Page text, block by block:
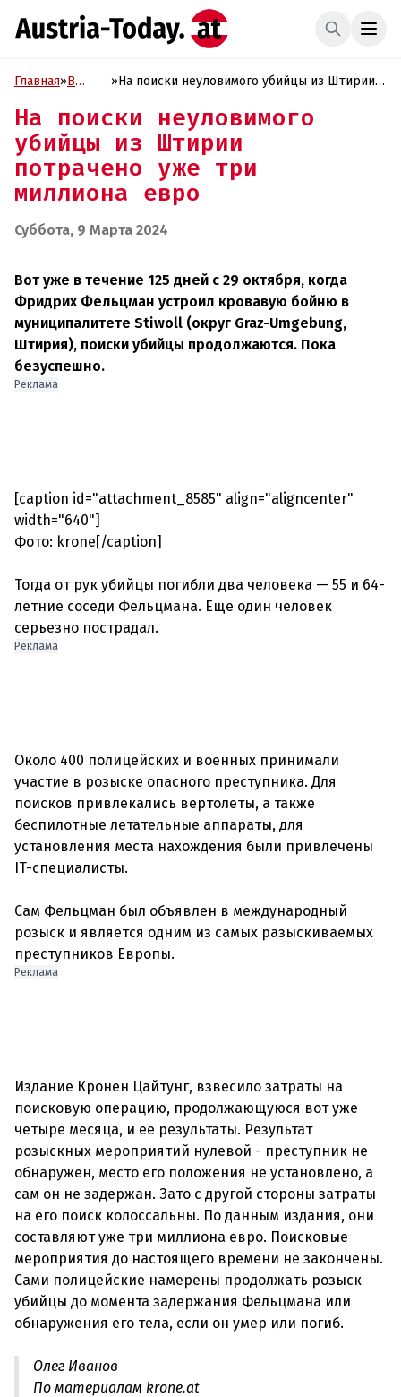
Главная»В
»На поиски неуловимого убийцы из Штирии
На поиски неуловимого
убийцы из Штирии
потрачено уже три
миллиона евро
Суббота, 9 Марта 2024
Вот уже в течение 125 дней с 29 октября, когда
Фридрих Фельцман устроил кровавую бойню в
муниципалитете Stiwoll (округ Graz-Umgebung,
Штирия), поиски убийцы продолжаются. Пока
безуспешно.
Реклама
[caption id="attachment_8585" align="aligncenter"
width="640"]
Фото: krone[/caption]
Тогда от рук убийцы погибли два человека — 55 и 64-
летние соседи Фельцмана. Еще один человек
серьезно пострадал.
Реклама
Около 400 полицейских и военных принимали
участие в розыске опасного преступника. Для
поисков привлекались вертолеты, а также
беспилотные летательные аппараты, для
установления места нахождения были привлечены
IT-специалисты.
Сам Фельцман был объявлен в международный
розыск и является одним из самых разыскиваемых
преступников Европы.
Реклама
Издание Кронен Цайтунг, взвесило затраты на
поисковую операцию, продолжающуюся вот уже
четыре месяца, и ее результаты. Результат
розыскных мероприятий нулевой - преступник не
обнаружен, место его положения не установлено, а
сам он не задержан. Зато с другой стороны затраты
на его поиск колоссальны. По данным издания, они
составляют уже три миллиона евро. Поисковые
мероприятия до настоящего времени не закончены.
Сами полицейские намерены продолжать розыск
убийцы до момента задержания Фельцмана или
Олег Иванов
По материалам krone.at